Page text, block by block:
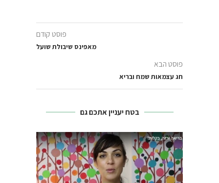
פוסט קודם
מאפינס שיבולת שועל
פוסט הבא
חג עצמאות שמח ובריא
בטח יעניין אתכם גם